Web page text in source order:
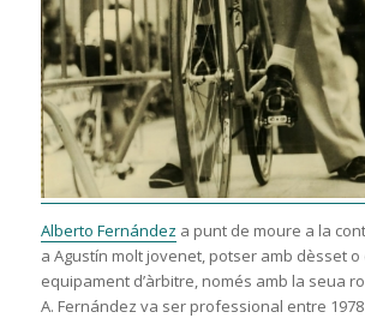
Alberto Fernández a punt de moure a la
a Agustín molt jovenet, potser amb dèsset
equipament d’àrbitre, només amb la seua
A. Fernández va ser professional entre